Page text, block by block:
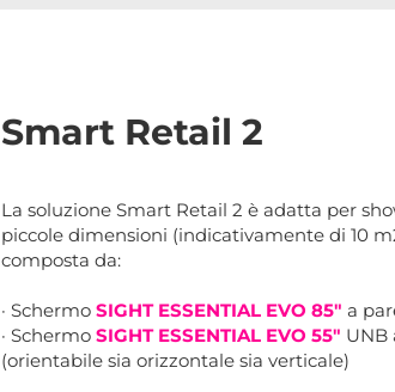
Smart Retail 2
La soluzione Smart Retail 2 è adatta per
piccole dimensioni (indicativamente di 10
composta da:
· Schermo SIGHT ESSENTIAL EVO 85" a
· Schermo SIGHT ESSENTIAL EVO 55" UNB
(orientabile sia orizzontale sia verticale)